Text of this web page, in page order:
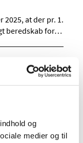
og
medier og til
2025, at der pr. 1.
beredskab for…